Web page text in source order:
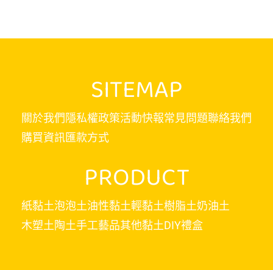
SITEMAP
關於我們隱私權政策活動快報常見問題聯絡我們
購買資訊匯款方式
PRODUCT
紙黏土泡泡土油性黏土輕黏土樹脂土奶油土
木塑土陶土手工藝品其他黏土DIY禮盒